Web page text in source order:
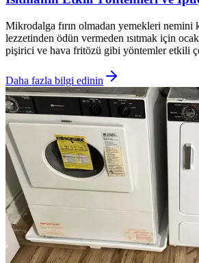
Mikrodalga fırın olmadan yemekleri nemini
lezzetinden ödün vermeden ısıtmak için
pişirici ve hava fritözü gibi yöntemler etkili
Daha fazla bilgi edinin